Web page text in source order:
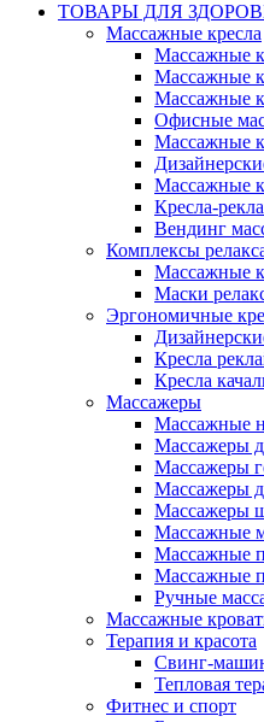
ТОВАРЫ ДЛЯ
Массажные кресла
Массажные
Массажные
Массажные
Офисные
Массажные
Массажные
Кресла-
Вендинг
Комплексы
Массажные
Маски
Эргономичные
Кресла
Кресла
Массажеры
Массажные
Массажеры
Массажеры
Массажеры
Массажеры
Массажные
Массажные
Массажные
Ручные
Массажные
Терапия и красота
Свинг-
Тепловая
Фитнес и спорт